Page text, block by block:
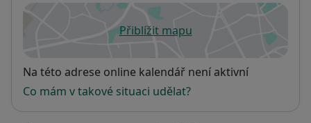
Přiblížit mapuse otevře v nové záložce
Dostupnost
Na této adrese online kalendář není aktivní
Co mám v takové situaci udělat?